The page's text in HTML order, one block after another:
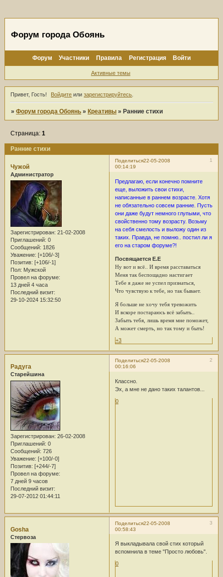
Форум города Обоянь
Форум Участники Правила Регистрация Войти
Активные темы
Привет, Гость! Войдите илизарегистрируйтесь
»Форум города Обоянь » Креативы » Ранние стихи
Ранние стихи
Страница:1
Поделиться 1
22-05-2008
00:14:19
Чужой
Администратор
Зарегистрирован: 21-02-2008
Приглашений: 0
Сообщений: 1826
Уважение: [+106/-3]
Позитив: [+106/-1]
Пол: Мужской
Провел на форуме:
13 дней 4 часа
Последний визит:
29-10-2024 15:32:50
Предлагаю, если конечно помните
еще, выложить свои стихи,
написанные в раннем возрасте. Хотя
не обязательно совсем ранние. Пусть
они даже будут немного глупыми, что
свойственно тому возрасту. Возьму
на себя смелость и выложу один из
таких. Правда, не помню.. постил ли я
его на старом форуме?!
Посвящается Е.Е
Ну вот и всё.. И время расставаться
Меня так беспощадно настигает
Тебе я даже не успел признаться,
Что чувствую к тебе, но так бывает.
Я больше не хочу тебя тревожить
И вскоре постараюсь всё забыть..
Забыть тебя, лишь время мне поможет,
А может смерть, но так тому и быть!
+3
Поделиться 2
22-05-2008
00:16:06
Радуга
Старейшина
Зарегистрирован: 26-02-2008
Приглашений: 0
Сообщений: 726
Уважение: [+100/-0]
Позитив: [+244/-7]
Провел на форуме:
7 дней 9 часов
Последний визит:
29-07-2012 01:44:11
Классно.
Эх, а мне не дано таких талантов...
0
Поделиться 3
22-05-2008
00:58:43
Gosha
Стервоза
Я выкладывала свой стих который
вспомнила в теме "Просто любовь".
0